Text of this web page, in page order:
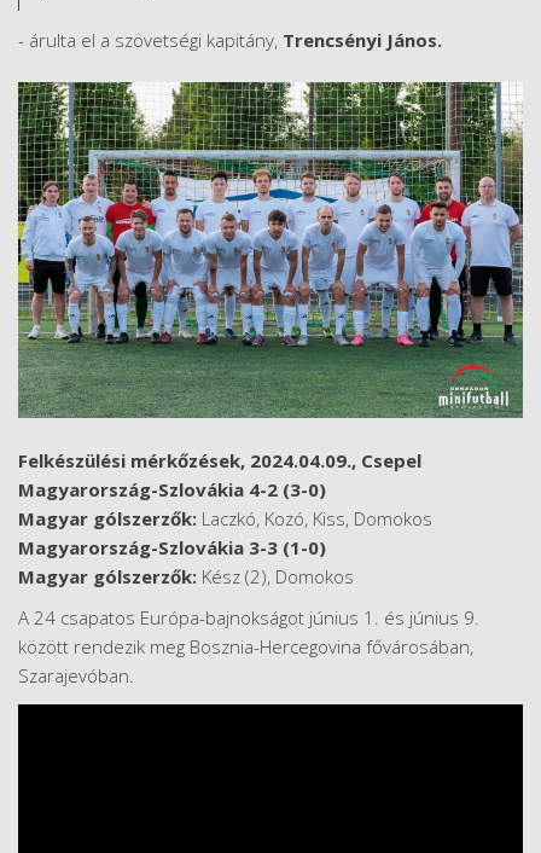
- árulta el a szövetségi kapitány, Trencsényi János.
Felkészülési mérkőzések, 2024.04.09., Csepel
Magyarország-Szlovákia 4-2 (3-0)
Magyar gólszerzők: Laczkó, Kozó, Kiss, Domokos
Magyarország-Szlovákia 3-3 (1-0)
Magyar gólszerzők: Kész (2), Domokos
A 24 csapatos Európa-bajnokságot június 1. és június 9.
között rendezik meg Bosznia-Hercegovina fővárosában,
Szarajevóban.